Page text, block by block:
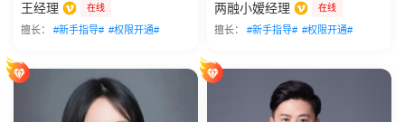
王经理 在线
擅长： #新手指导# #权限开通#
两融小嫒经理 在线
擅长： #新手指导# #权限开通#